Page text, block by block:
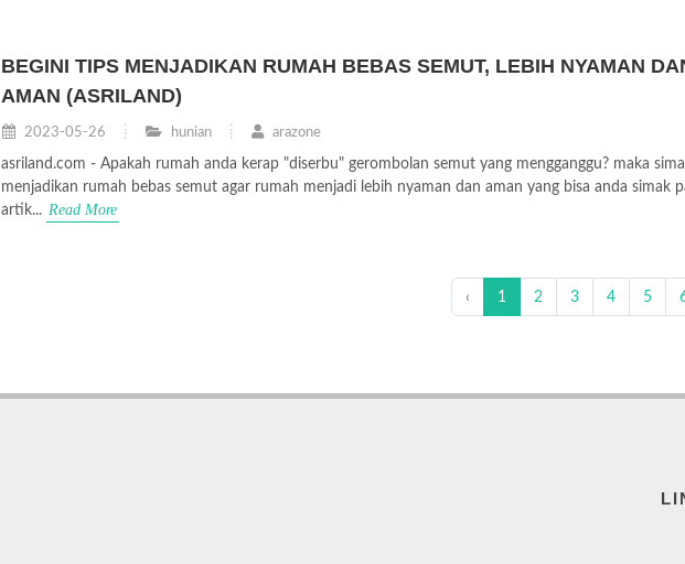
BEGINI TIPS MENJADIKAN RUMAH BEBAS SEMUT, LEBIH NYAMAN
AMAN (ASRILAND)
2023-05-26 hunian arazone
asriland.com - Apakah rumah anda kerap "diserbu" gerombolan semut yang mengganggu? maka
menjadikan rumah bebas semut agar rumah menjadi lebih nyaman dan aman yang bisa anda simak
artik... Read More
‹ 1 2 3 4 5